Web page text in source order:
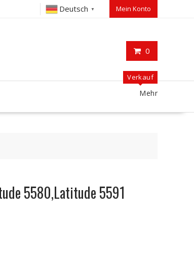
Deutsch ▼ Mein Konto
0
Verkauf
Mehr
5580,Latitude 5591